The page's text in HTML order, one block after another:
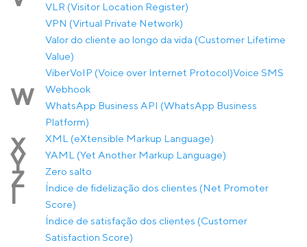
VLR (Visitor Location Register)
VPN (Virtual Private Network)
Valor do cliente ao longo da vida (Customer Lifetime
Value)
ViberVoIP (Voice over Internet Protocol)Voice SMS
W
Webhook
WhatsApp Business API (WhatsApp Business
Platform)
X XML (eXtensible Markup Language)
Y YAML (Yet Another Markup Language)
Z Zero salto
Í
Índice de fidelização dos clientes (Net Promoter
Score)
Índice de satisfação dos clientes (Customer
Satisfaction Score)